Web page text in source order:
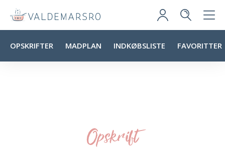
OPSKRIFTER MADPLAN INDKØBSLISTE FAVORITTER
Opskrift